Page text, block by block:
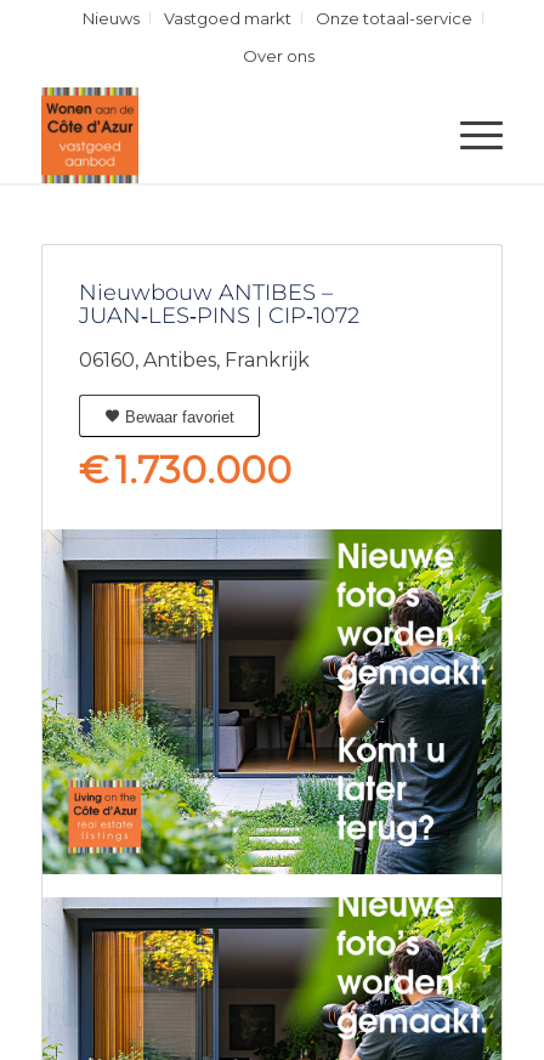
Nieuws Vastgoed markt
Onze totaal-service
Over ons
Nieuwbouw ANTIBES –
JUAN‑LES‑PINS | CIP‑1072
06160, Antibes, Frankrijk
Bewaar favoriet
€1.730.000